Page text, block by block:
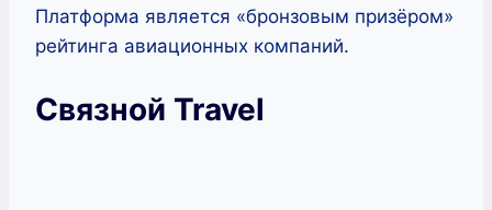
Платформа является «бронзовым призёром»
рейтинга авиационных компаний.
Связной Travel